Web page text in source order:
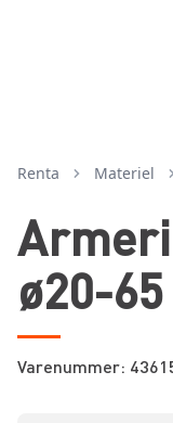
Renta Materiel
ø20-
Varenummer: